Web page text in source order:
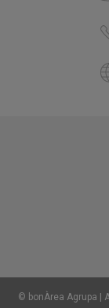
© bonÀrea Agrupa |